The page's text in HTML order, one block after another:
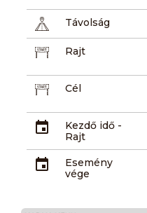
Távolság
Rajt
Cél
Kezdő idő -
Rajt
Esemény
vége